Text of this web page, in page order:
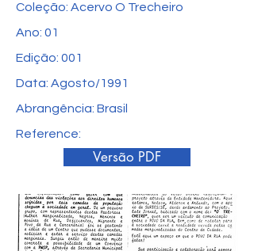
Coleção: Acervo O Trecheiro
Ano: 01
Edição: 001
Data: Agosto/1991
Abrangência: Brasil
Reference:
Versão PDF